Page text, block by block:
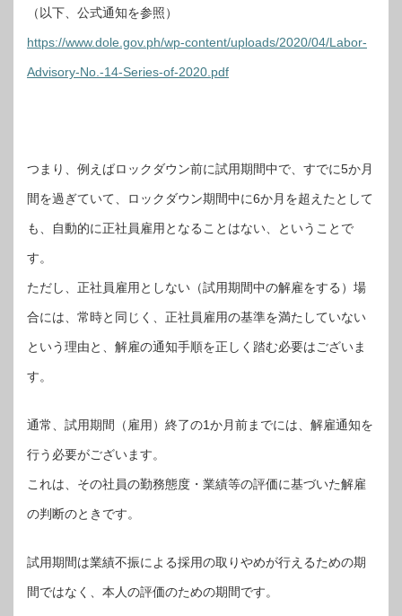
（以下、公式通知を参照）
https://www.dole.gov.ph/wp-content/uploads/2020/04/Labor-
Advisory-No.-14-Series-of-2020.pdf
つまり、例えばロックダウン前に試用期間中で、すでに5か月
間を過ぎていて、ロックダウン期間中に6か月を超えたとして
も、自動的に正社員雇用となることはない、ということで
す。
ただし、正社員雇用としない（試用期間中の解雇をする）場
合には、常時と同じく、正社員雇用の基準を満たしていない
という理由と、解雇の通知手順を正しく踏む必要はございま
す。
通常、試用期間（雇用）終了の1か月前までには、解雇通知を
行う必要がございます。
これは、その社員の勤務態度・業績等の評価に基づいた解雇
の判断のときです。
試用期間は業績不振による採用の取りやめが行えるための期
間ではなく、本人の評価のための期間です。